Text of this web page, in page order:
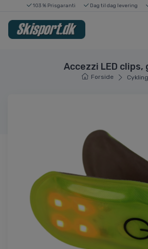
103 % Prisgaranti Dag til dag levering
Accezzi LED clips,
Forside Cykling